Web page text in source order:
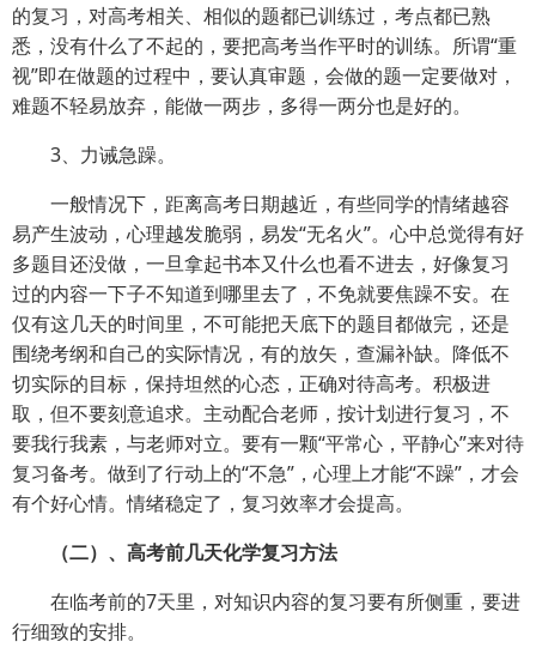
的复习，对高考相关、相似的题都已训练过，考点都已熟
悉，没有什么了不起的，要把高考当作平时的训练。所谓“重
视”即在做题的过程中，要认真审题，会做的题一定要做对，
难题不轻易放弃，能做一两步，多得一两分也是好的。
3、力诫急躁。
一般情况下，距离高考日期越近，有些同学的情绪越容
易产生波动，心理越发脆弱，易发“无名火”。心中总觉得有好
多题目还没做，一旦拿起书本又什么也看不进去，好像复习
过的内容一下子不知道到哪里去了，不免就要焦躁不安。在
仅有这几天的时间里，不可能把天底下的题目都做完，还是
围绕考纲和自己的实际情况，有的放矢，查漏补缺。降低不
切实际的目标，保持坦然的心态，正确对待高考。积极进
取，但不要刻意追求。主动配合老师，按计划进行复习，不
要我行我素，与老师对立。要有一颗“平常心，平静心”来对待
复习备考。做到了行动上的“不急”，心理上才能“不躁”，才会
有个好心情。情绪稳定了，复习效率才会提高。
（二）、高考前几天化学复习方法
在临考前的7天里，对知识内容的复习要有所侧重，要进
行细致的安排。